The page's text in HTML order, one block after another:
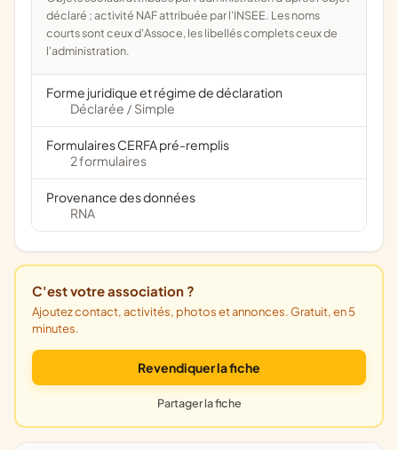
déclaré ; activité NAF attribuée par l'INSEE. Les noms
courts sont ceux d'Assoce, les libellés complets ceux de
l'administration.
Forme juridique et régime de déclaration
Déclarée / Simple
Formulaires CERFA pré-remplis
2 formulaires
Provenance des données
RNA
C'est votre association ?
Ajoutez contact, activités, photos et annonces. Gratuit, en 5
minutes.
Revendiquer la fiche
Partager la fiche